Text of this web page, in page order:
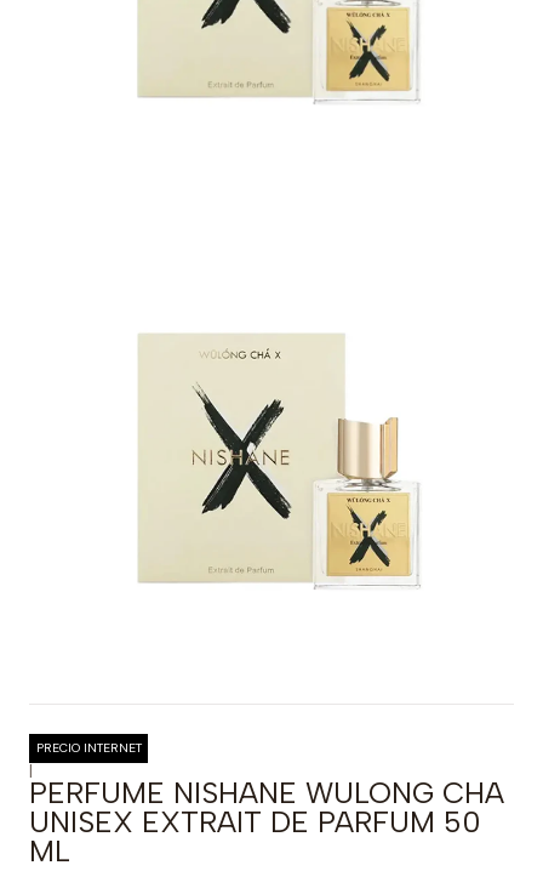
PRECIO INTERNET
|
PERFUME NISHANE WULONG CHA
UNISEX EXTRAIT DE PARFUM 50
ML